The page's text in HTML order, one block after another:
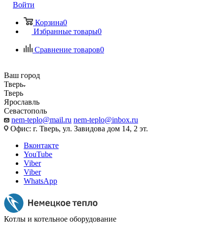
Войти
Корзина0
Избранные товары0
Сравнение товаров0
Ваш город
Тверь
Тверь
Ярославль
Севастополь
nem-teplo@mail.ru nem-teplo@inbox.ru
Офис: г. Тверь, ул. Завидова дом 14, 2 эт.
Вконтакте
YouTube
Viber
Viber
WhatsApp
Котлы и котельное оборудование